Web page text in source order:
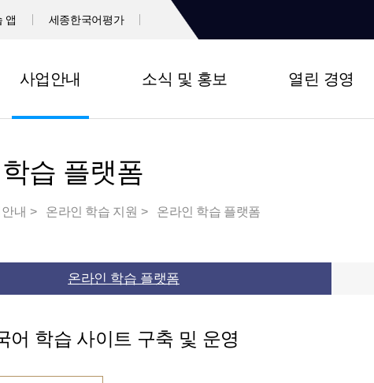
앱 세종한국어평가
사업안내 소식 및 홍보 열린 경영
습 플랫폼
내 온라인 학습 지원 온라인 학습 플랫폼
온라인 학습 플랫폼
어 학습 사이트 구축 및 운영